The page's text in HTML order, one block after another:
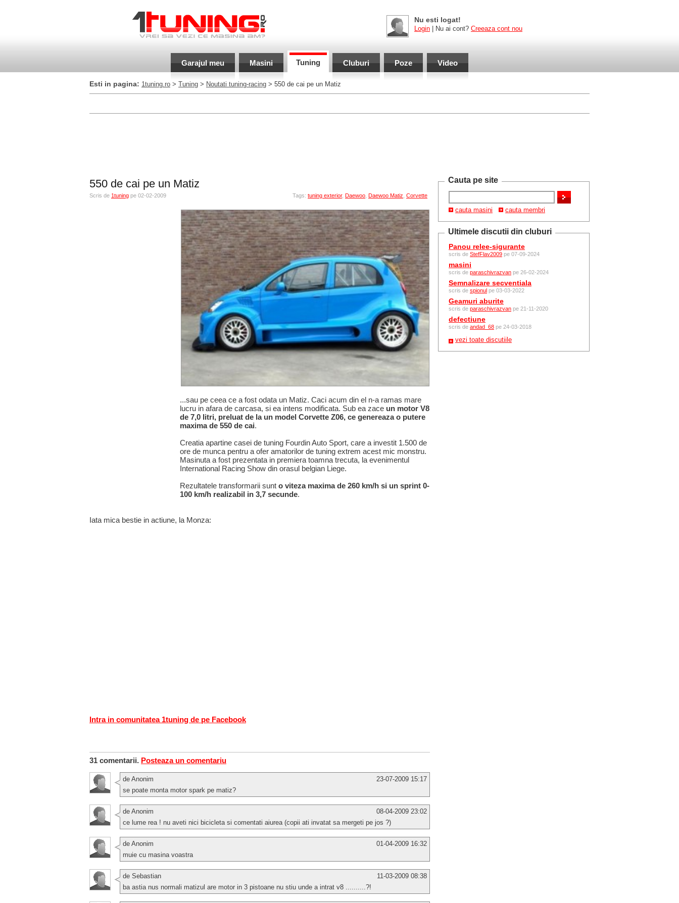
Nu esti logat!
Login | Nu ai cont? Creeaza cont nou
Garajul meu Masini Tuning Cluburi Poze Video
Esti in pagina: 1tuning.ro > Tuning > Noutati tuning-racing > 550 de cai pe un Matiz
Cauta pe site
cauta masini cauta membri
Ultimele discutii din cluburi
Panou relee-sigurante
scris de StefFlav2009 pe 07-09-2024
masini
scris de paraschivrazvan pe 26-02-2024
Semnalizare secventiala
scris de spionul pe 03-03-2022
Geamuri aburite
scris de paraschivrazvan pe 21-11-2020
defectiune
scris de andad_68 pe 24-03-2018
vezi toate discutiile
550 de cai pe un Matiz
Scris de 1tuning pe 02-02-2009 Tags: tuning exterior, Daewoo Daewoo Matiz Corvette
...sau pe ceea ce a fost odata un Matiz. Caci acum din el n-a ramas mare
lucru in afara de carcasa, si ea intens modificata. Sub ea zace un motor V8
de 7,0 litri, preluat de la un model Corvette Z06, ce genereaza o putere
maxima de 550 de cai.
Creatia apartine casei de tuning Fourdin Auto Sport, care a investit 1.500 de
ore de munca pentru a ofer amatorilor de tuning extrem acest mic monstru.
Masinuta a fost prezentata in premiera toamna trecuta, la evenimentul
International Racing Show din orasul belgian Liege.
Rezultatele transformarii sunt o viteza maxima de 260 km/h si un sprint 0-
100 km/h realizabil in 3,7 secunde.
Iata mica bestie in actiune, la Monza:
Intra in comunitatea 1tuning de pe Facebook
31 comentarii. Posteaza un comentariu
23-07-2009 15:17
de Anonim
se poate monta motor spark pe matiz?
08-04-2009 23:02
de Anonim
ce lume rea ! nu aveti nici bicicleta si comentati aiurea (copii ati invatat sa mergeti pe jos ?)
01-04-2009 16:32
de Anonim
muie cu masina voastra
11-03-2009 08:38
de Sebastian
ba astia nus normali matizul are motor in 3 pistoane nu stiu unde a intrat v8 ..........?!